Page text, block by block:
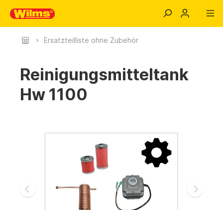
Ersatzteilliste ohne Zubehör
Reinigungsmitteltank
Hw 1100